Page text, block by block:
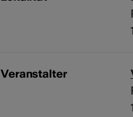
Veranstalter